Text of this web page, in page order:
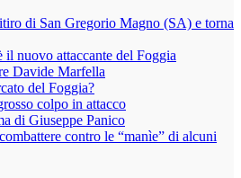
di San Gregorio Magno (SA) e torna
nuovo attaccante del Foggia
Davide Marfella
del Foggia?
colpo in attacco
di Giuseppe Panico
contro le “manìe” di alcuni